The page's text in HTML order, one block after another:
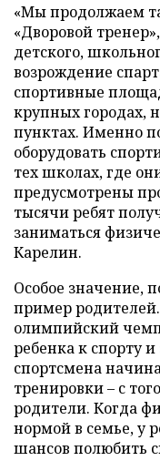
«Мы продолжаем
«Дворовой
детского,
возрождение
спортивные
крупных городах,
пунктах. Именно
оборудовать
тех школах, где
предусмотрены
тысячи ребят
заниматься
Карелин.
Особое значение,
пример
олимпийский
ребенка к спорту
спортсмена
тренировки – с
родители. Когда
нормой в семье, у
шансов полюбить